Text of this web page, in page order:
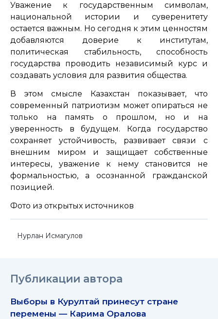
Уважение к государственным символам,
национальной истории и суверенитету
остается важным. Но сегодня к этим ценностям
добавляются доверие к институтам,
политическая стабильность, способность
государства проводить независимый курс и
создавать условия для развития общества.
В этом смысле Казахстан показывает, что
современный патриотизм может опираться не
только на память о прошлом, но и на
уверенность в будущем. Когда государство
сохраняет устойчивость, развивает связи с
внешним миром и защищает собственные
интересы, уважение к нему становится не
формальностью, а осознанной гражданской
позицией.
Фото из открытых источников
Нурлан Исмагулов
Публикации автора
Выборы в Курултай принесут стране
перемены — Карима Оралова